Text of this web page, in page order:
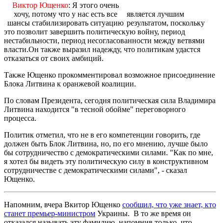
Виктор Ющенко: Я этого очень
хочу, потому что у нас есть все
шансы стабилизировать ситуацию
является лучшим
результатом, поскольку
это позволит завершить политическую войну, период
нестабильности, период несогласованности между ветвями
власти.Он также выразил надежду, что политикам удастся
отказаться от своих амбиций.
Также Ющенко прокомментировал возможное присоединение
Блока Литвина к оранжевой коалиции.
По словам Президента, сегодня политическая сила Владимира
Литвина находится "в тесной обойме" переговорного
процесса.
Политик отметил, что не в его компетенции говорить, где
должен быть Блок Литвина, но, по его мнению, лучше было
бы сотрудничество с демократическими силами. "Как по мне,
я хотел бы видеть эту политическую силу в конструктивном
сотрудничестве с демократическими силами", - сказал
Ющенко.
Напомним, вчера Вкитор Ющенко сообщил, что уже знает, кто
станет премьер-министром Украины. В то же время он